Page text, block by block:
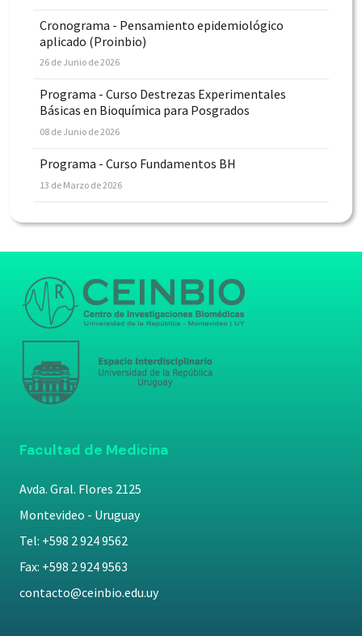
Cronograma - Pensamiento epidemiológico
aplicado (Proinbio)
26 de Junio de 2026
Programa - Curso Destrezas Experimentales
Básicas en Bioquímica para Posgrados
08 de Junio de 2026
Programa - Curso Fundamentos BH
13 de Marzo de 2026
Facultad de Medicina
Avda. Gral. Flores 2125
Montevideo - Uruguay
Tel: +598 2 924 9562
Fax: +598 2 924 9563
contacto@ceinbio.edu.uy